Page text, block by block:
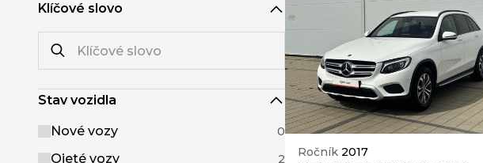
Klíčové slovo
Stav vozidla
Nové vozy 0
Ojeté vozy 2 Ročník 2017